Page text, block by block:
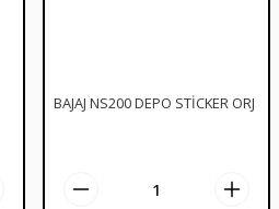
BAJAJ NS200 DEPO STİCKER ORJ